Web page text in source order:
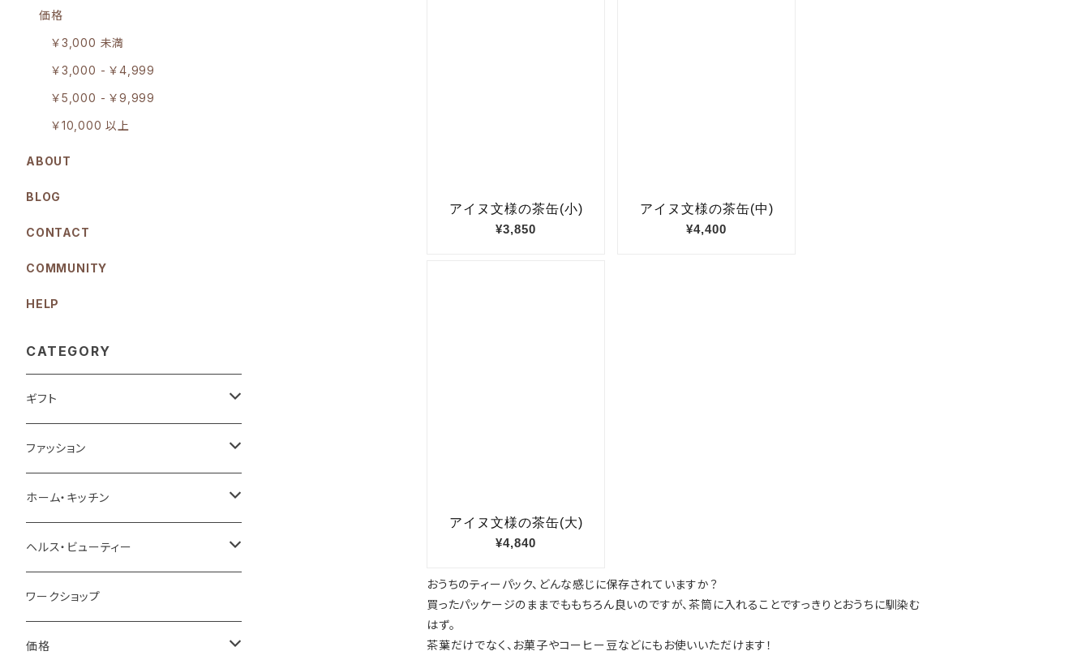
おうちのティーパック、どんな感じに保存されていますか？
買ったパッケージのままでももちろん良いのですが、茶筒に入れることですっきりとおうちに馴染む
はず。
茶葉だけでなく、お菓子やコーヒー豆などにもお使いいただけます！
価格
￥3,000 未満
￥3,000 - ￥4,999
￥5,000 - ￥9,999
￥10,000 以上
ABOUT
BLOG
CONTACT
COMMUNITY
HELP
CATEGORY
ギフト
ベストセラーギフト
プチギフト
お祝い
結婚祝い
誕生祝い
お礼・お返し
お礼
贈る相手
ファッション
バッグ
財布＆キーケース＆カードケース
腕時計＆ファッション小物
スカーフ＆マスク
ホーム・キッチン
家具＆収納
インテリア雑貨
ラグ＆マット
ヘルス・ビューティー
スキンケア
ボディケア
ワークショップ
価格